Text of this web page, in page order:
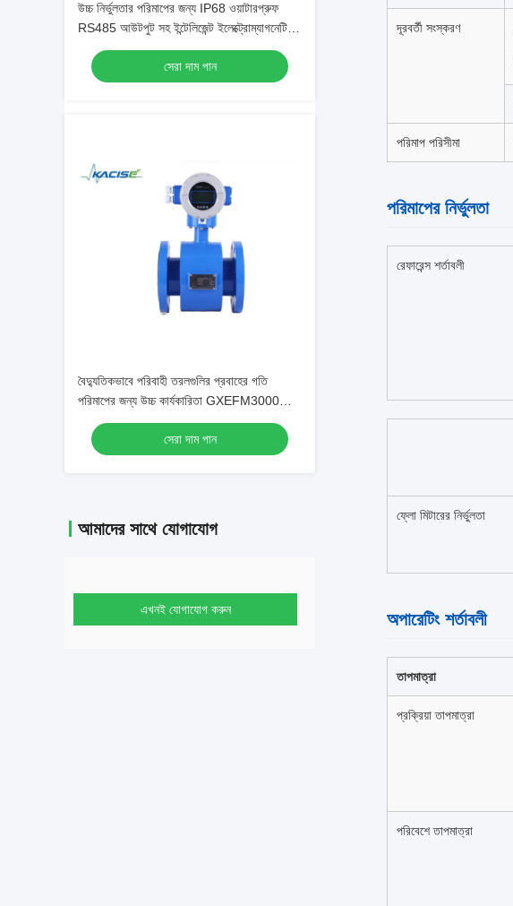
উচ্চ নির্ভুলতার পরিমাপের জন্য IP68 ওয়াটারপ্রুফ
RS485 আউটপুট সহ ইন্টেলিজেন্ট ইলেক্ট্রোম্যাগনেটিক
ফ্লোমিটার
সেরা দাম পান
বৈদ্যুতিকভাবে পরিবাহী তরলগুলির প্রবাহের গতি
পরিমাপের জন্য উচ্চ কার্যকারিতা GXEFM3000
ইলেক্ট্রোম্যাগনেটিক ফ্লোমিটার
সেরা দাম পান
আমাদের সাথে যোগাযোগ
এখনই যোগাযোগ করুন
দূরবর্তী সংস্করণ
পরিমাপ পরিসীমা
পরিমাপের নির্ভুলতা
রেফারেন্স শর্তাবলী
ফ্লো মিটারের নির্ভুলতা
অপারেটিং শর্তাবলী
তাপমাত্রা
প্রক্রিয়া তাপমাত্রা
পরিবেশে তাপমাত্রা